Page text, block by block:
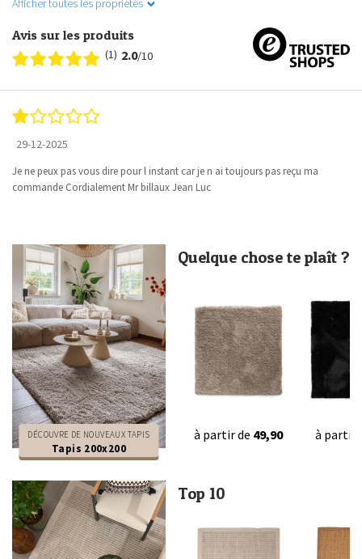
Afficher toutes les propriétés
Avis sur les produits
(1) 2.0/10
29-12-2025
Je ne peux pas vous dire pour l instant car je n ai toujours pas reçu ma
commande Cordialement Mr billaux Jean Luc
DÉCOUVRE DE NOUVEAUX TAPIS
Tapis 200x200
Quelque chose te plaît ?
à partir de 49,90 à partir
Top 10